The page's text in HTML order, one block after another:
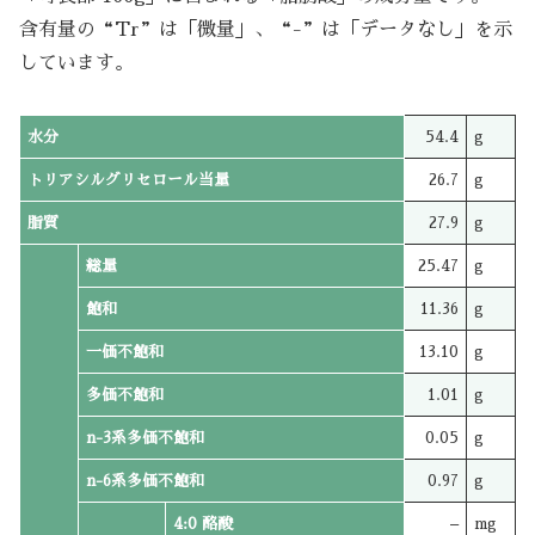
含有量の“Tr”は「微量」、“-”は「データなし」を示
しています。
水分 54.4 g
トリアシルグリセロール当量 26.7 g
脂質 27.9 g
総量 25.47 g
飽和 11.36 g
一価不飽和 13.10 g
多価不飽和 1.01 g
n-3系多価不飽和 0.05 g
n-6系多価不飽和 0.97 g
4:0 酪酸 – mg